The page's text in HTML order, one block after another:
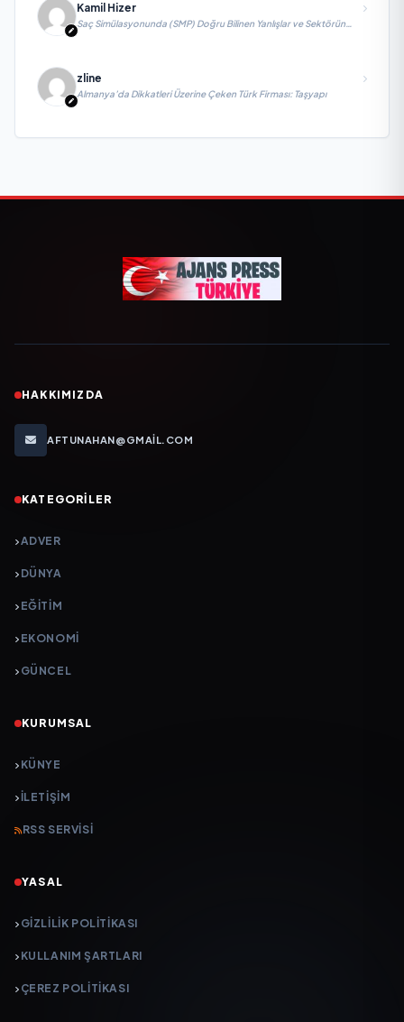
Kamil Hizer
Saç Simülasyonunda (SMP) Doğru Bilinen Yanlışlar ve Sektörün
zline
Almanya’da Dikkatleri Üzerine Çeken Türk Firması: Taşyapı
HAKKIMIZDA
AFTUNAHAN@GMAIL.COM
KATEGORILER
ADVER
DÜNYA
EĞİTİM
EKONOMİ
GÜNCEL
KURUMSAL
KÜNYE
İLETIŞIM
RSS SERVISI
YASAL
GIZLILIK POLITIKASI
KULLANIM ŞARTLARI
ÇEREZ POLITIKASI